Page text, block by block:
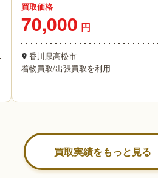
買取価格
70,000 円
香川県高松市
着物買取/出張買取を利用
買取実績をもっと見る